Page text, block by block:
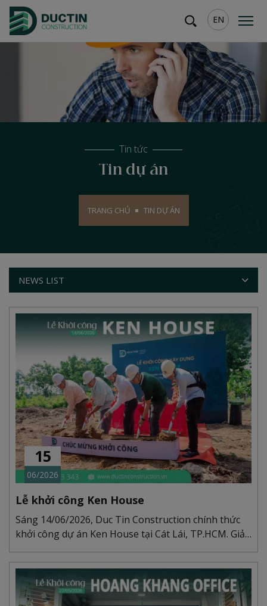
EN
Tin tức
Tin dự án
TRANG CHỦ TIN DỰ ÁN
NEWS LIST
15
06/2026
Lễ khởi công Ken House
Sáng 14/06/2026, Duc Tin Construction chính thức
khởi công dự án Ken House tại Cát Lái, TP.HCM. Giải
vững bền.